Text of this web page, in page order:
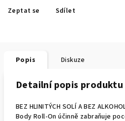
Zeptat se Sdílet
Popis Diskuze
Detailní popis produktu
BEZ HLINITÝCH SOLÍ A BEZ
Body Roll-On účinně zabraňuje